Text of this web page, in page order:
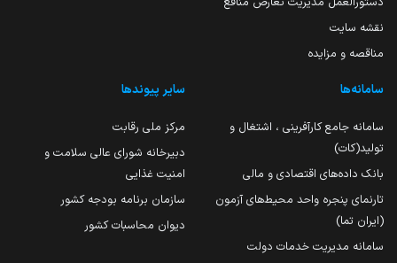
نقشه سایت
مناقصه و مزایده
سامانه‌ها
سامانه جامع کارآفرینی ، اشتغال و
تولید(کات)
بانک داده‌های اقتصادی و مالی
تارنمای پنجره واحد محیط‌های آزمون
(ایران تما)
سامانه مدیریت خدمات دولت
سایر پیوندها
مرکز ملی رقابت
دبیرخانه شورای عالی سلامت و
امنیت غذایی
سازمان برنامه بودجه کشور
دیوان محاسبات کشور